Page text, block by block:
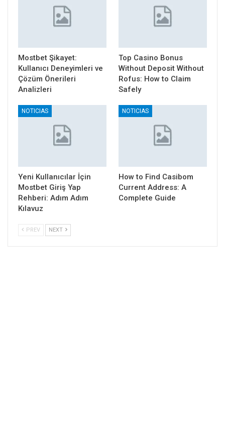
Mostbet Şikayet:
Kullanıcı Deneyimleri ve
Çözüm Önerileri
Analizleri
Top Casino Bonus
Without Deposit Without
Rofus: How to Claim
Safely
NOTICIAS
Yeni Kullanıcılar İçin
Mostbet Giriş Yap
Rehberi: Adım Adım
Kılavuz
NOTICIAS
How to Find Casibom
Current Address: A
Complete Guide
PREV NEXT